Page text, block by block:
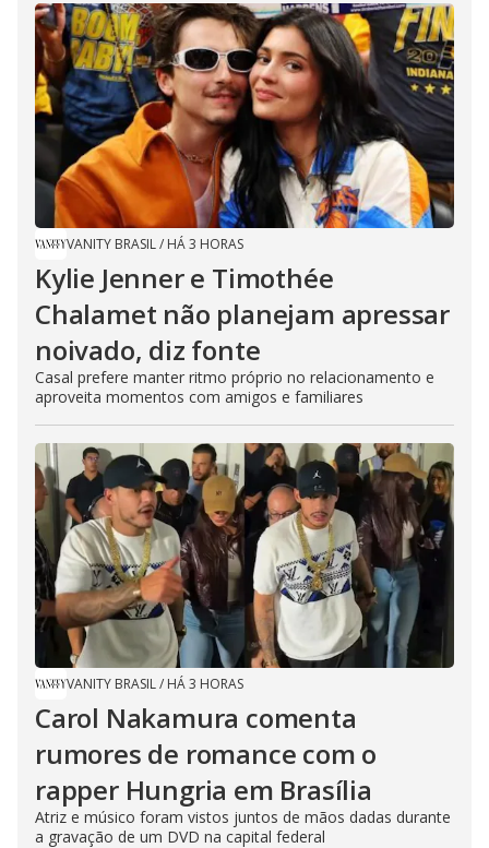
VANITY BRASIL/ HÁ 3 HORAS
Kylie Jenner e Timothée
Chalamet não planejam apressar
noivado, diz fonte
Casal prefere manter ritmo próprio no relacionamento e
aproveita momentos com amigos e familiares
VANITY BRASIL/ HÁ 3 HORAS
Carol Nakamura comenta
rumores de romance com o
rapper Hungria em Brasília
Atriz e músico foram vistos juntos de mãos dadas durante
a gravação de um DVD na capital federal